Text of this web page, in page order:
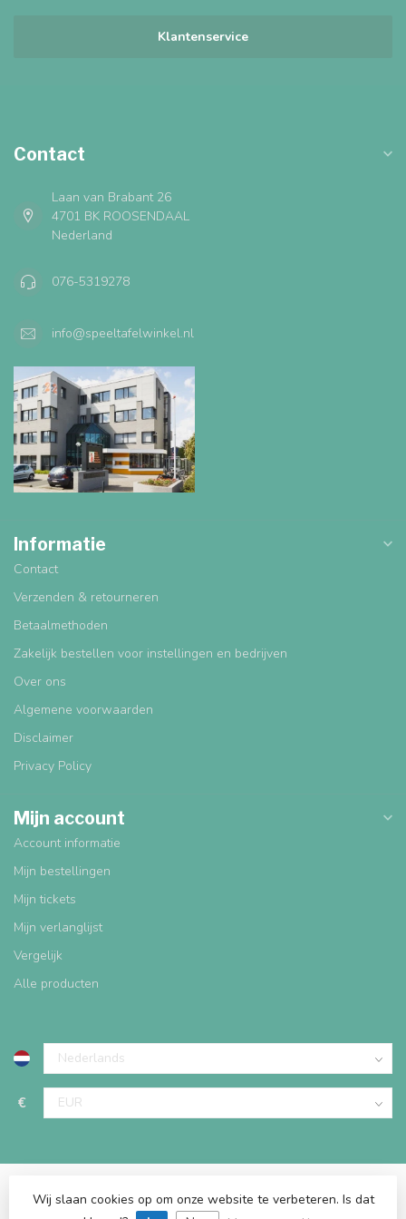
Klantenservice
Contact
Laan van Brabant 26
4701 BK ROOSENDAAL
Nederland
076-5319278
info@speeltafelwinkel.nl
Informatie
Contact
Verzenden & retourneren
Betaalmethoden
Zakelijk bestellen voor instellingen en bedrijven
Over ons
Algemene voorwaarden
Disclaimer
Privacy Policy
Mijn account
Account informatie
Mijn bestellingen
Mijn tickets
Mijn verlanglijst
Vergelijk
Alle producten
€
Wij slaan cookies op om onze website te verbeteren. Is dat